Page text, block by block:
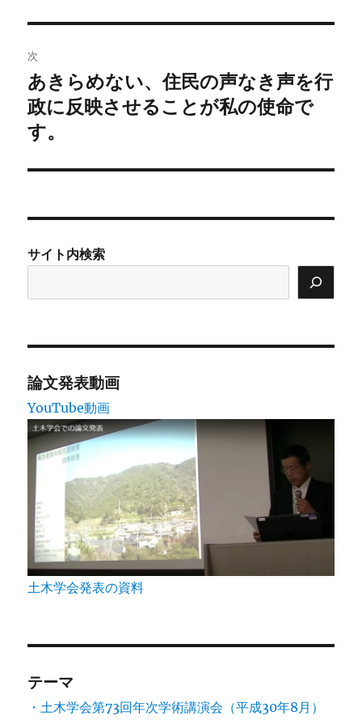
ビ
ゲ
ー
シ
稿:
次
次
の
投
あきらめない、住民の声なき声を行
政に反映させることが私の使命で
す。
サイト内検索
論文発表動画
YouTube動画
土木学会発表の資料
テーマ
・土木学会第73回年次学術講演会（平成30年8月）